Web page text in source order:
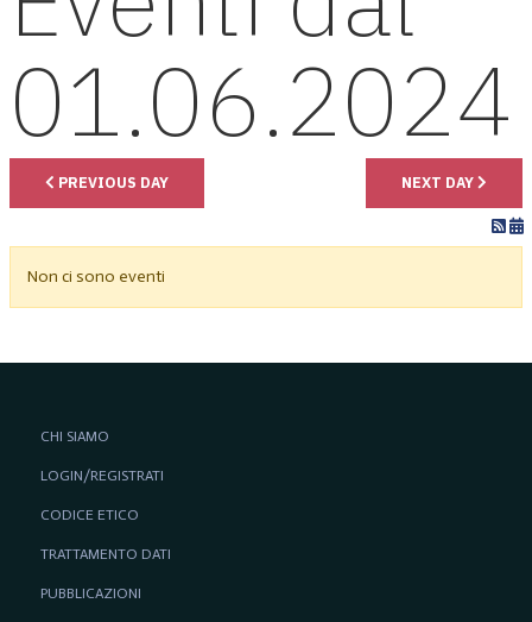
01.06.2024
PREVIOUS DAY NEXT DAY
Non ci sono eventi
CHI SIAMO
LOGIN/REGISTRATI
CODICE ETICO
TRATTAMENTO DATI
PUBBLICAZIONI